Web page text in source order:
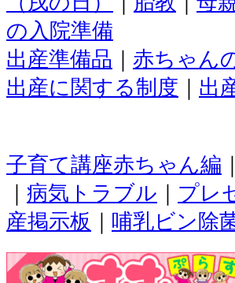
の入院準備
出産準備品
赤ちゃん
出産に関する制度
出
子育て講座赤ちゃん編
病気トラブル プレ
産掲示板
哺乳ビン除